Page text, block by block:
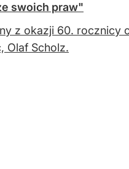
swoich praw"
z okazji 60. rocznicy
Olaf Scholz.